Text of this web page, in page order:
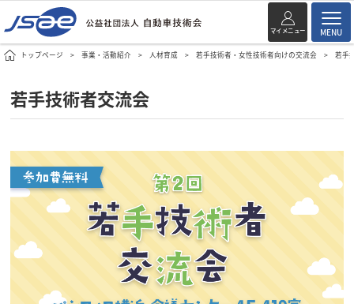
マイメニュー MENU
トップページ 事業・活動紹介 人材育成 若手技術者・女性技術者向けの交流会 若手
若手技術者交流会